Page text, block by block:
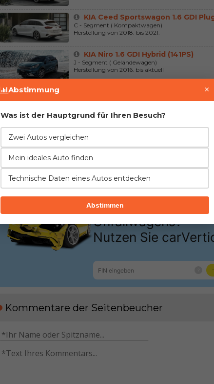
KIA Ceed Sportswagon 1.6 GDI
C - Segment ( Kompaktwagen)
Herstellung von 2018. bis 2021.
KIA Niro 1.6 GDI Hybrid (141PS)
J - Segment ( Geländewagen)
Herstellung von 2016. bis aktuell
KIA XCeed 1.6 GDi Plug-in-Hybrid
Fahrzeughistorie prüfen
Kommentare der Seitenbeucher
Abstimmung ×
Was ist der Hauptgrund für Ihren Besuch?
Zwei Autos vergleichen
Mein ideales Auto finden
Technische Daten eines Autos entdecken
Abstimmen